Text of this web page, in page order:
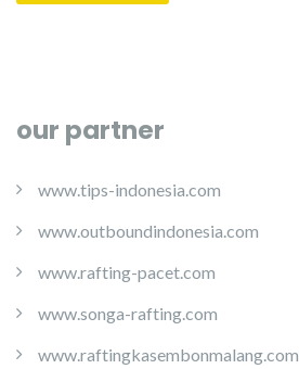
our partner
www.tips-indonesia.com
www.outboundindonesia.com
www.rafting-pacet.com
www.songa-rafting.com
www.raftingkasembonmalang.com